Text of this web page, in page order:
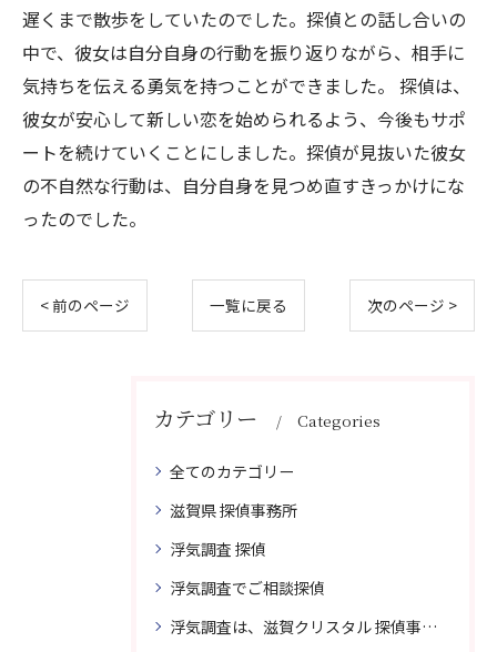
遅くまで散歩をしていたのでした。探偵との話し合いの
中で、彼女は自分自身の行動を振り返りながら、相手に
気持ちを伝える勇気を持つことができました。 探偵は、
彼女が安心して新しい恋を始められるよう、今後もサポ
ートを続けていくことにしました。探偵が見抜いた彼女
の不自然な行動は、自分自身を見つめ直すきっかけにな
ったのでした。
< 前のページ 一覧に戻る 次のページ >
カテゴリー Categories
全てのカテゴリー
滋賀県 探偵事務所
浮気調査 探偵
浮気調査でご相談探偵
浮気調査は、滋賀クリスタル 探偵事務所はご相談